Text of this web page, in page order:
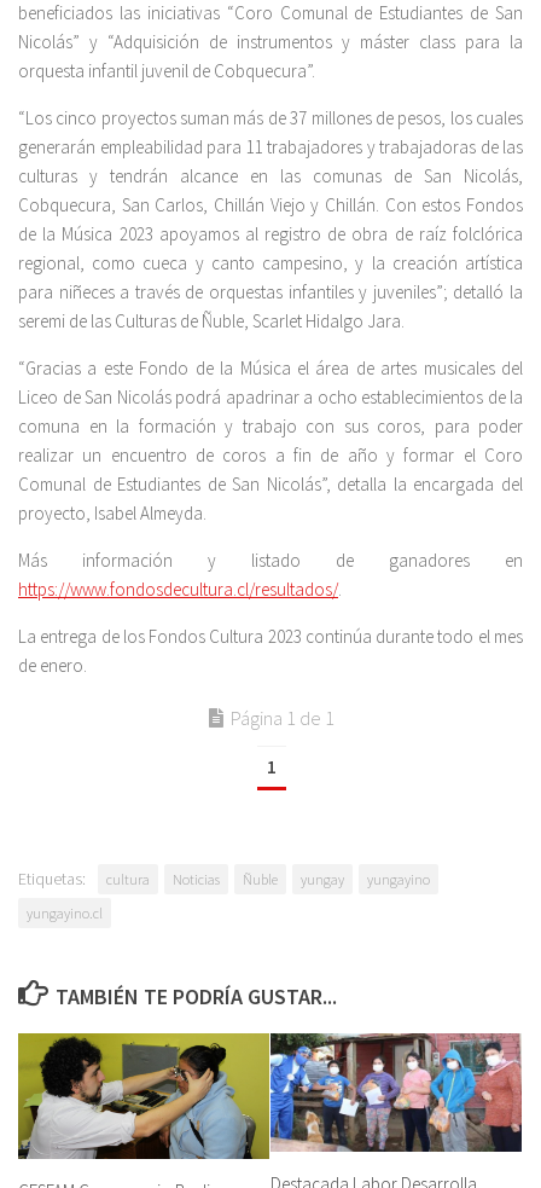
beneficiados las iniciativas “Coro Comunal de Estudiantes de San
Nicolás” y “Adquisición de instrumentos y máster class para la
orquesta infantil juvenil de Cobquecura”.
“Los cinco proyectos suman más de 37 millones de pesos, los cuales
generarán empleabilidad para 11 trabajadores y trabajadoras de las
culturas y tendrán alcance en las comunas de San Nicolás,
Cobquecura, San Carlos, Chillán Viejo y Chillán. Con estos Fondos
de la Música 2023 apoyamos al registro de obra de raíz folclórica
regional, como cueca y canto campesino, y la creación artística
para niñeces a través de orquestas infantiles y juveniles”; detalló la
seremi de las Culturas de Ñuble, Scarlet Hidalgo Jara.
“Gracias a este Fondo de la Música el área de artes musicales del
Liceo de San Nicolás podrá apadrinar a ocho establecimientos de la
comuna en la formación y trabajo con sus coros, para poder
realizar un encuentro de coros a fin de año y formar el Coro
Comunal de Estudiantes de San Nicolás”, detalla la encargada del
proyecto, Isabel Almeyda.
Más información y listado de ganadores en
https://www.fondosdecultura.cl/resultados/.
La entrega de los Fondos Cultura 2023 continúa durante todo el mes
de enero.
Página 1 de 1
1
Etiquetas: cultura Noticias Ñuble yungay
yungayino
yungayino.cl
TAMBIÉN TE PODRÍA GUSTAR...